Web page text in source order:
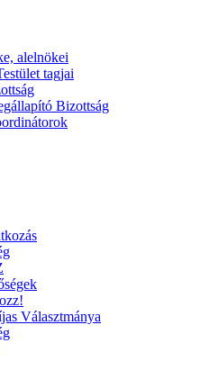
alelnökei
tagjai
Bizottság
Választmánya